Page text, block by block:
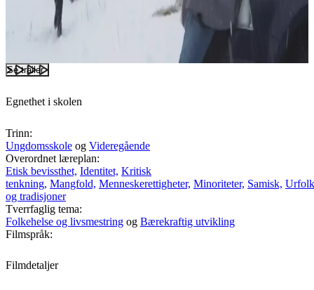
Se trailer
Egnethet i skolen
Trinn:
Ungdomsskole og Videregående
Overordnet læreplan:
Etisk bevissthet, Identitet, Kritisk
tenkning, Mangfold, Menneskerettigheter, Minoriteter, Samisk, Urfolk
og tradisjoner
Tverrfaglig tema:
Folkehelse og livsmestring og Bærekraftig utvikling
Filmspråk:
Filmdetaljer